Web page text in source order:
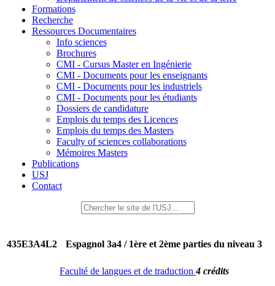
Formations
Recherche
Ressources Documentaires
Info sciences
Brochures
CMI - Cursus Master en Ingénierie
CMI - Documents pour les enseignants
CMI - Documents pour les industriels
CMI - Documents pour les étudiants
Dossiers de candidature
Emplois du temps des Licences
Emplois du temps des Masters
Faculty of sciences collaborations
Mémoires Masters
Publications
USJ
Contact
435E3A4L2 Espagnol 3a4 / 1ère et 2ème parties du niveau 3
Faculté de langues et de traduction4 crédits